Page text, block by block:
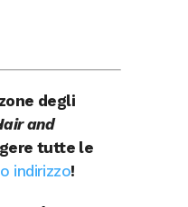
degli
and
tutte le
indirizzo!